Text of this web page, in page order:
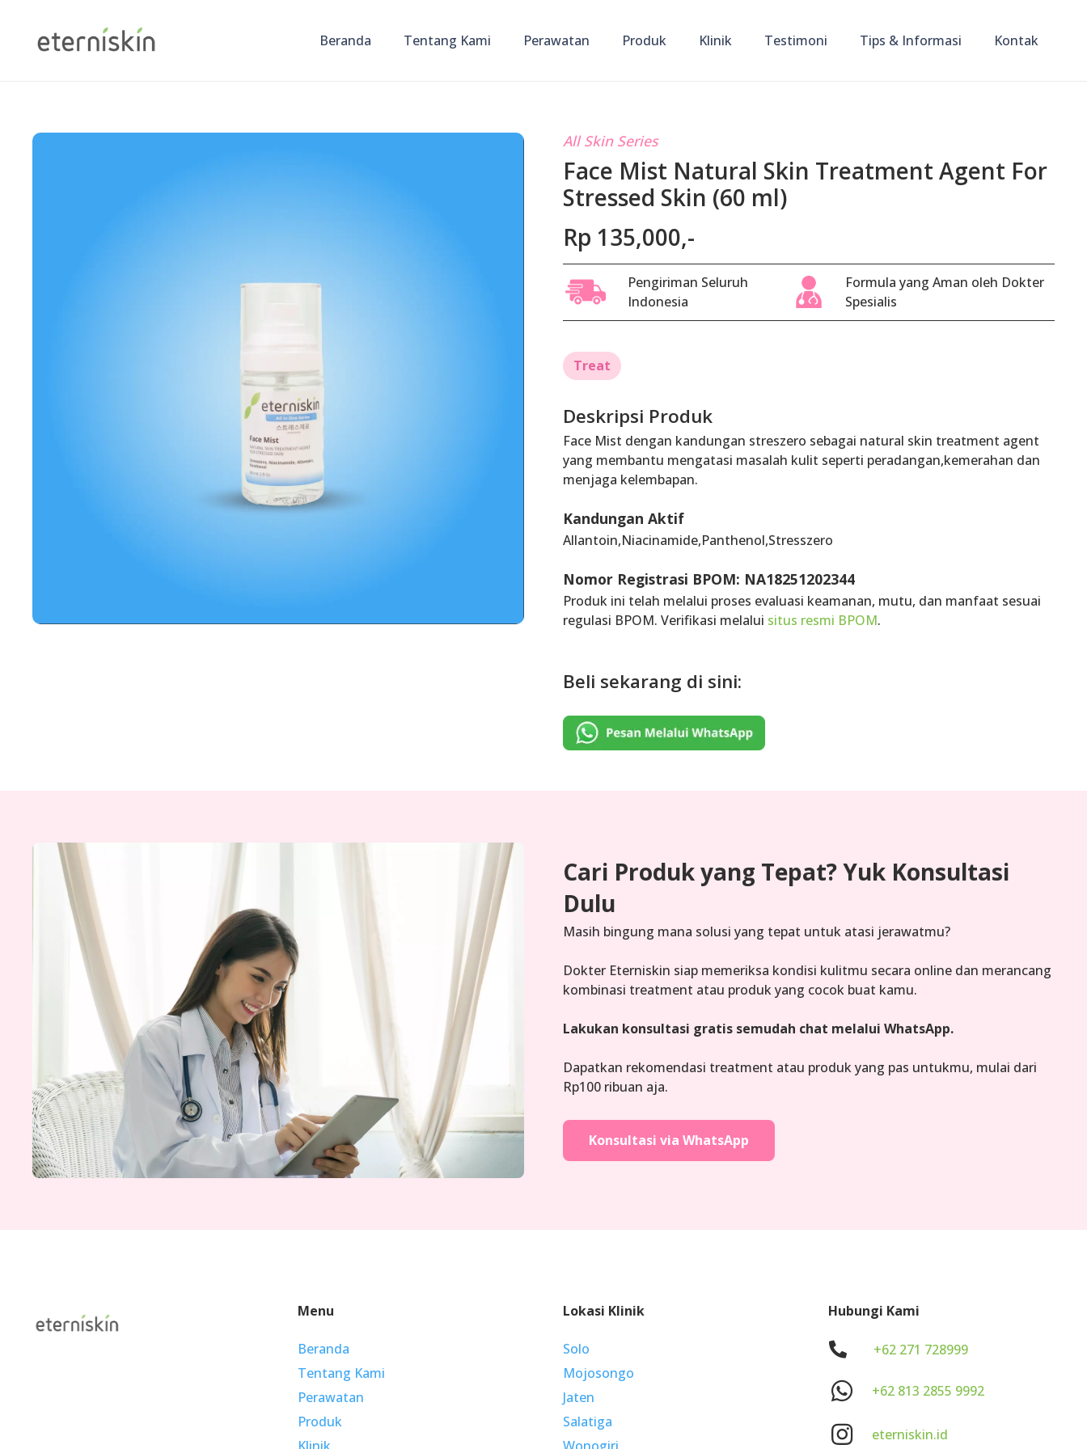
Beranda Tentang Kami Perawatan Produk Klinik Testimoni Tips & Informasi Kontak
All Skin Series
Face Mist Natural Skin Treatment Agent For
Stressed Skin (60 ml)
Rp 135,000,-
Pengiriman Seluruh
Indonesia
Formula yang Aman oleh Dokter
Spesialis
Treat
Deskripsi Produk
Face Mist dengan kandungan streszero sebagai natural skin treatment agent
yang membantu mengatasi masalah kulit seperti peradangan,kemerahan dan
menjaga kelembapan.
Kandungan Aktif
Allantoin,Niacinamide,Panthenol,Stresszero
Nomor Registrasi BPOM: NA18251202344
Produk ini telah melalui proses evaluasi keamanan, mutu, dan manfaat sesuai
regulasi BPOM. Verifikasi melalui situs resmi BPOM.
Beli sekarang di sini:
Cari Produk yang Tepat? Yuk Konsultasi
Dulu
Masih bingung mana solusi yang tepat untuk atasi jerawatmu?
Dokter Eterniskin siap memeriksa kondisi kulitmu secara online dan merancang
kombinasi treatment atau produk yang cocok buat kamu.
Lakukan konsultasi gratis semudah chat melalui WhatsApp.
Dapatkan rekomendasi treatment atau produk yang pas untukmu, mulai dari
Rp100 ribuan aja.
Konsultasi via WhatsApp
Menu
Beranda
Tentang Kami
Perawatan
Produk
Lokasi Klinik
Solo
Mojosongo
Jaten
Salatiga
Hubungi Kami
+62 271 728999
+62 813 2855 9992
eterniskin.id